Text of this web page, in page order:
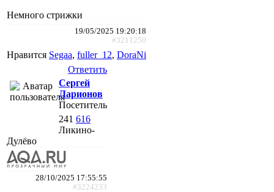
Немного стрижки
19/05/2025 19:20:18
#3211250
Нравится Segaa, fuller_12, DoraNi
Ответить
Сергей
Ларионов
Посетитель
241 616
Ликино-
Дулёво
28/10/2025 17:55:55
#3224233